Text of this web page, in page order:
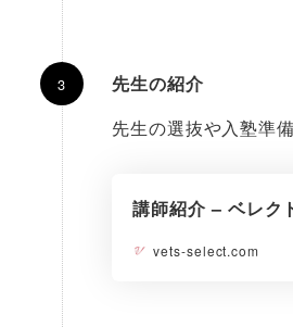
先生の紹介
先生の選抜や入塾準
講師紹介 – ベレク
vets-select.com